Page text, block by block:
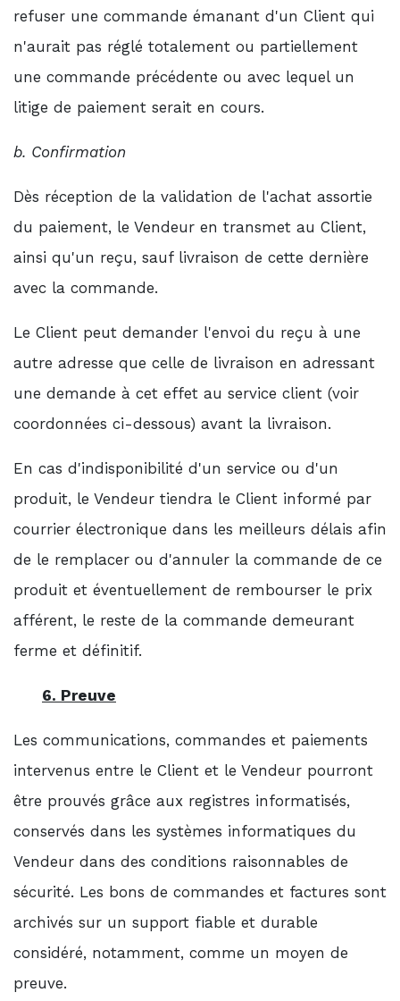
refuser une commande émanant d'un Client qui
n'aurait pas réglé totalement ou partiellement
une commande précédente ou avec lequel un
litige de paiement serait en cours.
b. Confirmation
Dès réception de la validation de l'achat assortie
du paiement, le Vendeur en transmet au Client,
ainsi qu'un reçu, sauf livraison de cette dernière
avec la commande.
Le Client peut demander l'envoi du reçu à une
autre adresse que celle de livraison en adressant
une demande à cet effet au service client (voir
coordonnées ci-dessous) avant la livraison.
En cas d'indisponibilité d'un service ou d'un
produit, le Vendeur tiendra le Client informé par
courrier électronique dans les meilleurs délais afin
de le remplacer ou d'annuler la commande de ce
produit et éventuellement de rembourser le prix
afférent, le reste de la commande demeurant
ferme et définitif.
6. Preuve
Les communications, commandes et paiements
intervenus entre le Client et le Vendeur pourront
être prouvés grâce aux registres informatisés,
conservés dans les systèmes informatiques du
Vendeur dans des conditions raisonnables de
sécurité. Les bons de commandes et factures sont
archivés sur un support fiable et durable
considéré, notamment, comme un moyen de
preuve.